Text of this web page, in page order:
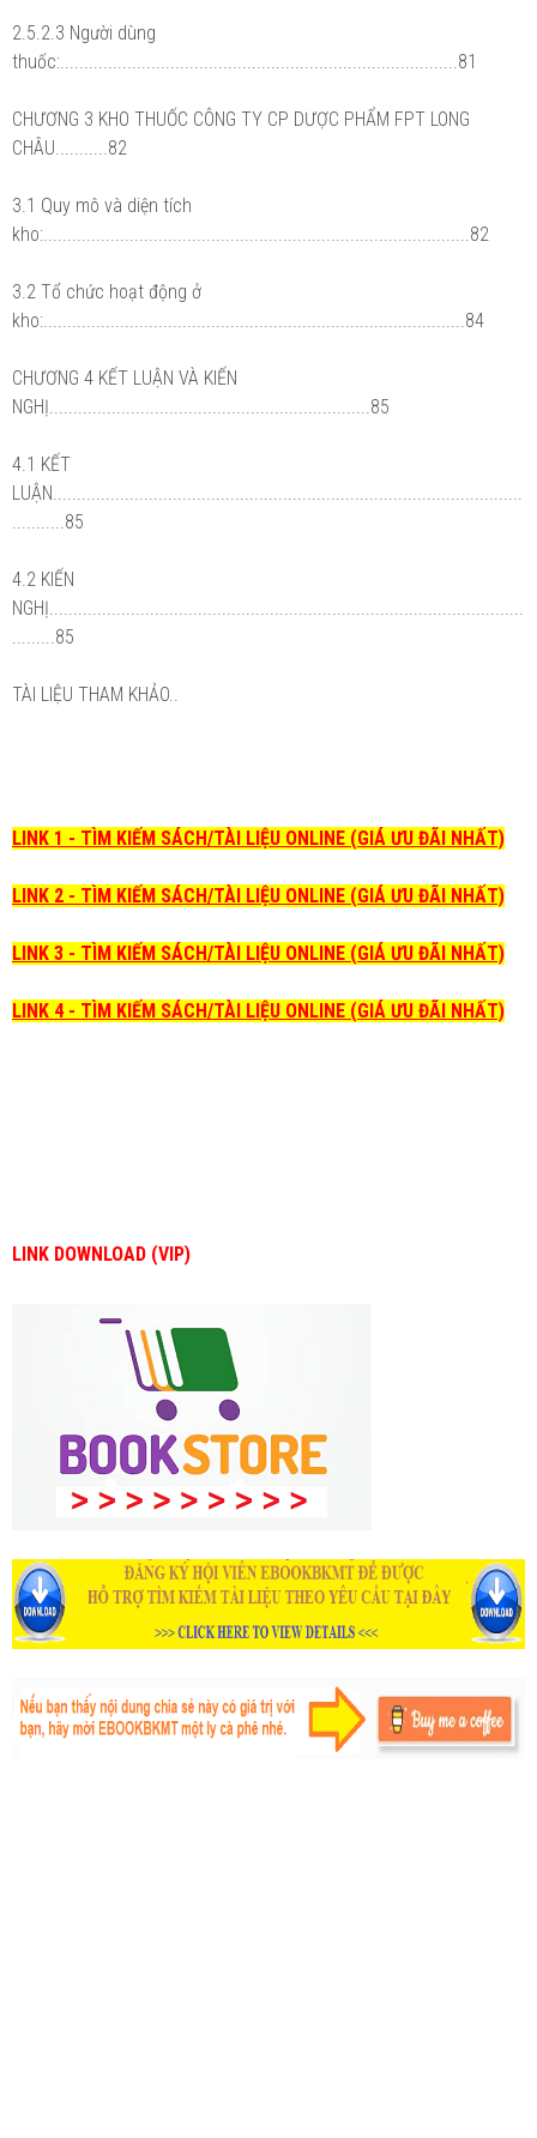
2.5.2.3 Người dùng
thuốc:...................................................................................81
CHƯƠNG 3 KHO THUỐC CÔNG TY CP DƯỢC PHẨM FPT LONG
CHÂU...........82
3.1 Quy mô và diện tích
kho:.........................................................................................82
3.2 Tổ chức hoạt động ở
kho:........................................................................................84
CHƯƠNG 4 KẾT LUẬN VÀ KIẾN
NGHỊ...................................................................85
4.1 KẾT
LUẬN..................................................................................................
...........85
4.2 KIẾN
NGHỊ...................................................................................................
.........85
TÀI LIỆU THAM KHẢO..
LINK 1 - TÌM KIẾM SÁCH/TÀI LIỆU ONLINE (GIÁ ƯU ĐÃI NHẤT)
LINK 2 - TÌM KIẾM SÁCH/TÀI LIỆU ONLINE (GIÁ ƯU ĐÃI NHẤT)
LINK 3 - TÌM KIẾM SÁCH/TÀI LIỆU ONLINE (GIÁ ƯU ĐÃI NHẤT)
LINK 4 - TÌM KIẾM SÁCH/TÀI LIỆU ONLINE (GIÁ ƯU ĐÃI NHẤT)
LINK DOWNLOAD (VIP)